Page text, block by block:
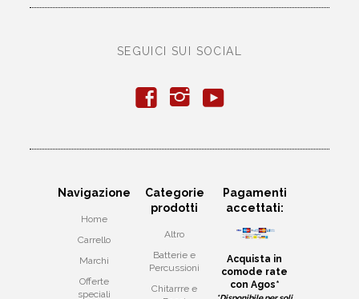
SEGUICI SUI SOCIAL
f i y
Navigazione
Home
Carrello
Marchi
Offerte
speciali
Categorie
prodotti
Altro
Batterie e
Percussioni
Chitarrre e
Pagamenti
accettati:
Acquista in
comode rate
con Agos*